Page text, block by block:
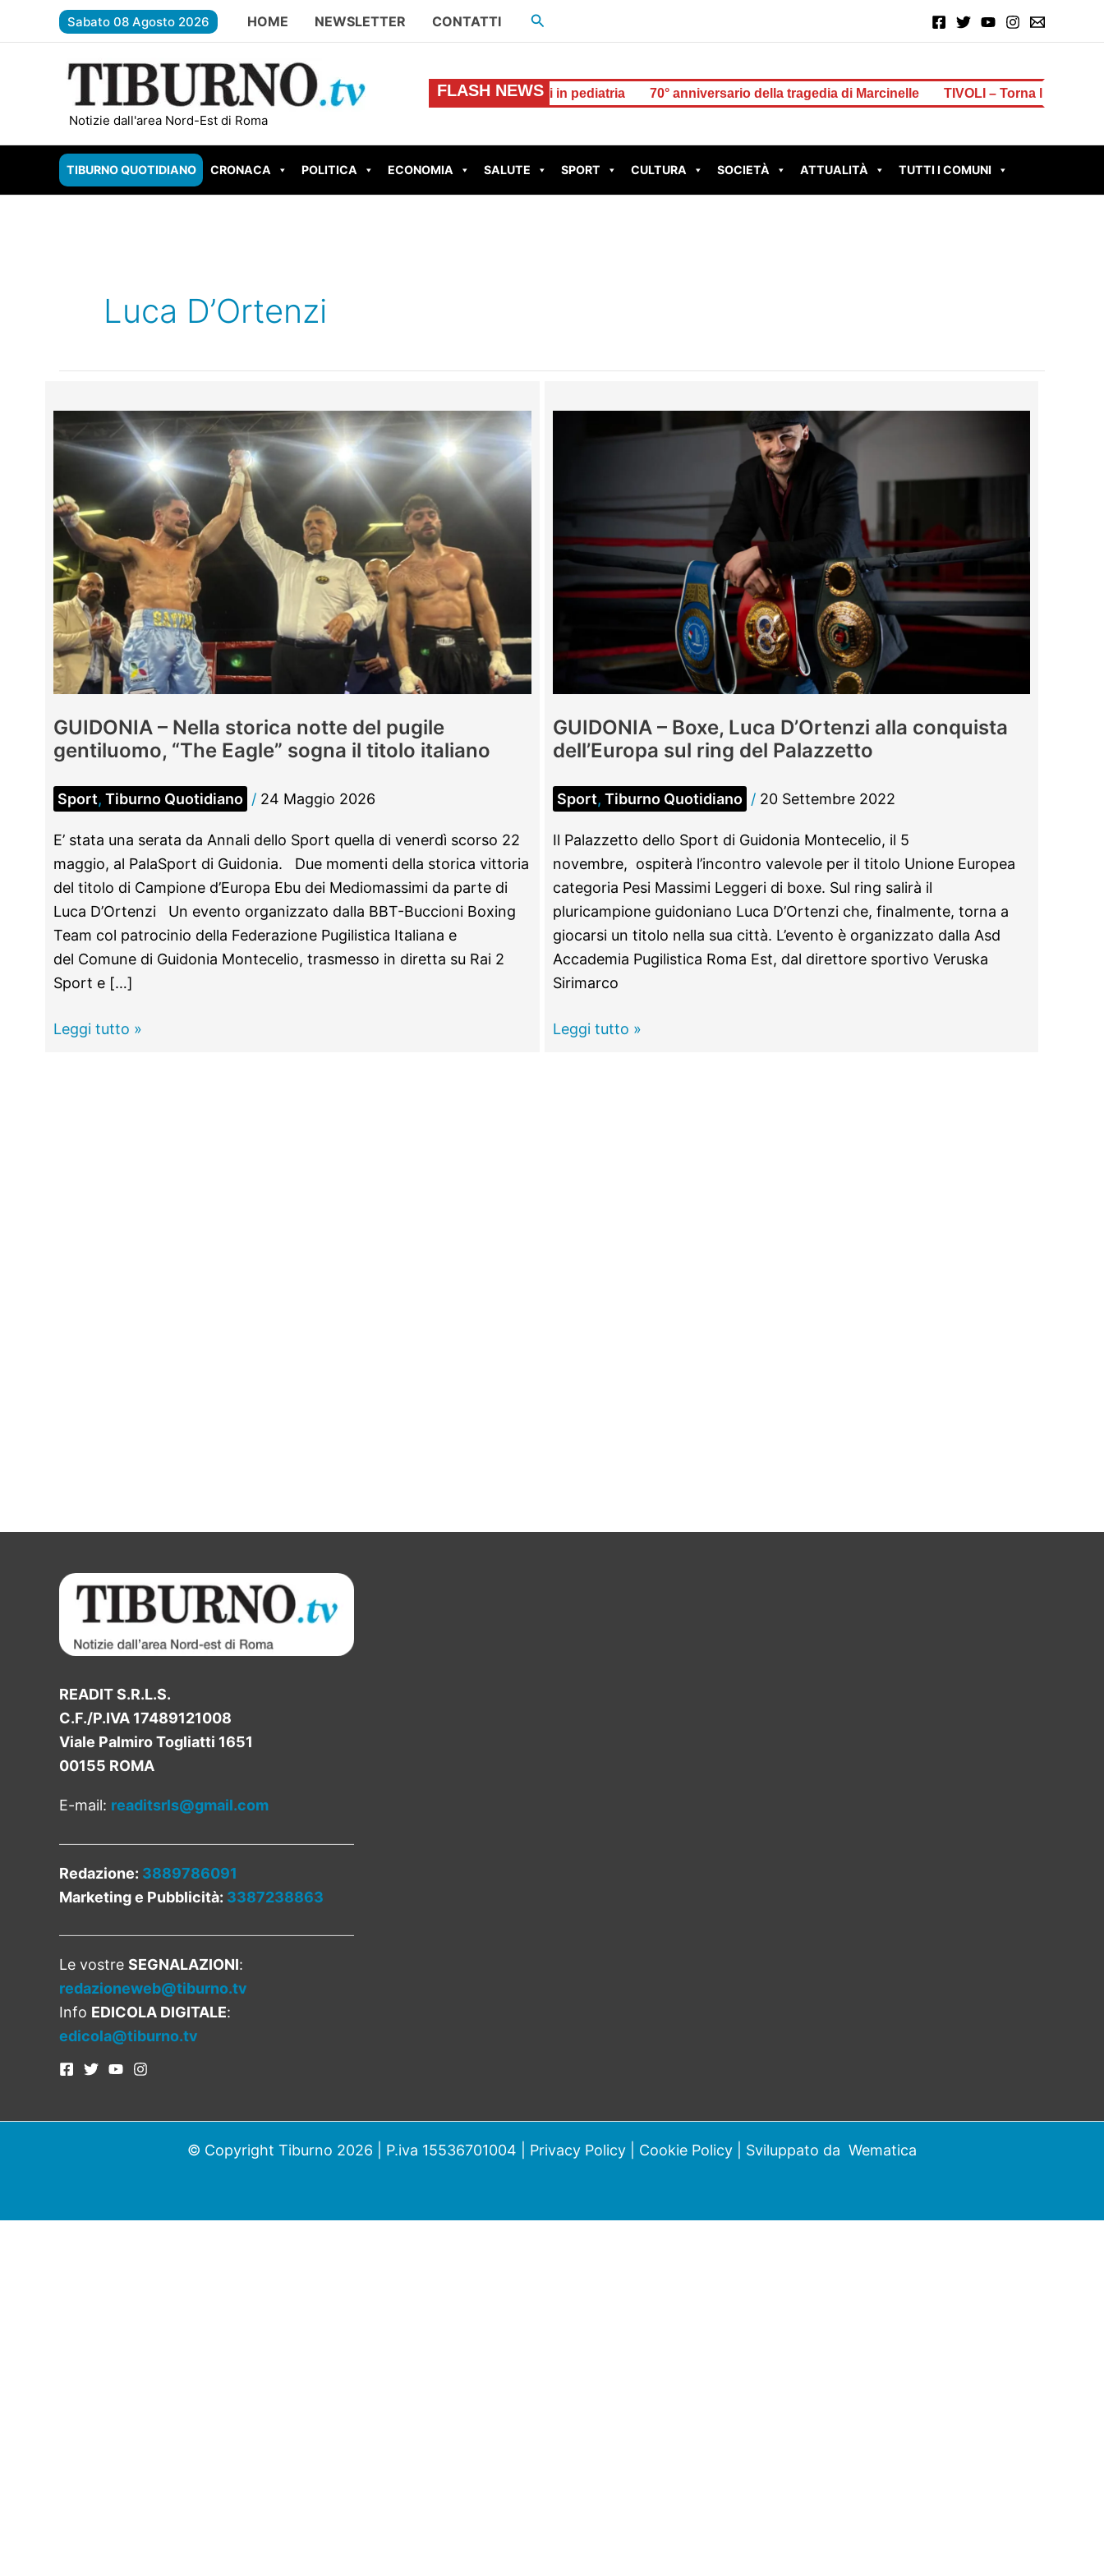
Sabato 08 Agosto 2026 HOME NEWSLETTER CONTATTI Cerca
Notizie dall'area Nord-Est di Roma
FLASH NEWS
TIVOLI – Due scout feriti dal fulmine a Subiaco ricoverati in pediatria 70° anniversario della tragedia di Marcinelle TIVOLI – Torna la Festa Patronale
TIBURNO QUOTIDIANO CRONACA POLITICA ECONOMIA SALUTE SPORT CULTURA SOCIETÀ ATTUALITÀ TUTTI I COMUNI
Luca D’Ortenzi
GUIDONIA – Nella storica notte del pugile
gentiluomo, “The Eagle” sogna il titolo italiano
Sport, Tiburno Quotidiano / 24 Maggio 2026
E’ stata una serata da Annali dello Sport quella di venerdì scorso 22
maggio, al PalaSport di Guidonia. Due momenti della storica vittoria
del titolo di Campione d’Europa Ebu dei Mediomassimi da parte di
Luca D’Ortenzi Un evento organizzato dalla BBT-Buccioni Boxing
Team col patrocinio della Federazione Pugilistica Italiana e
del Comune di Guidonia Montecelio, trasmesso in diretta su Rai 2
Sport e […]
GUIDONIA
Leggi tutto »
GUIDONIA – Boxe, Luca D’Ortenzi alla conquista
dell’Europa sul ring del Palazzetto
Sport, Tiburno Quotidiano / 20 Settembre 2022
Il Palazzetto dello Sport di Guidonia Montecelio, il 5
novembre, ospiterà l’incontro valevole per il titolo Unione Europea
categoria Pesi Massimi Leggeri di boxe. Sul ring salirà il
pluricampione guidoniano Luca D’Ortenzi che, finalmente, torna a
giocarsi un titolo nella sua città. L’evento è organizzato dalla Asd
Accademia Pugilistica Roma Est, dal direttore sportivo Veruska
Sirimarco
GUIDONIA
Leggi tutto »
READIT S.R.L.S.
C.F./P.IVA 17489121008
Viale Palmiro Togliatti 1651
00155 ROMA
E-mail: readitsrls@gmail.com
Redazione: 3889786091
Marketing e Pubblicità: 3387238863
Le vostre SEGNALAZIONI:
redazioneweb@tiburno.tv
Info EDICOLA DIGITALE:
edicola@tiburno.tv
© Copyright Tiburno 2026 | P.iva 15536701004 | Privacy Policy Cookie Policy | Sviluppato da Wematica